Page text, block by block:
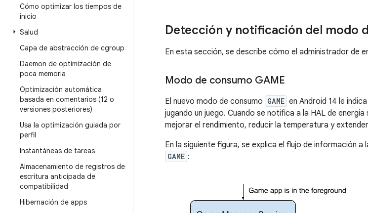
Cómo optimizar los tiempos de
inicio
Salud
Capa de abstracción de cgroup
Daemon de optimización de
poca memoria
Optimización automática
basada en comentarios (12 o
versiones posteriores)
Usa la optimización guiada por
perfil
Instantáneas de tareas
Almacenamiento de registros de
escritura anticipada de
compatibilidad
Hibernación de apps
Detección y notificación del modo
En esta sección, se describe cómo el administrador de
Modo de consumo GAME
El nuevo modo de consumo GAME en Android 14 le
jugando un juego. Cuando se notifica a la HAL de
mejorar el rendimiento, reducir la temperatura y
En la siguiente figura, se explica el flujo de información
GAME :